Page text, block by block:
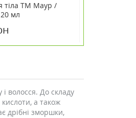
тіла TM Маур /
мл
волосся. До складу
кислоти, а також
дрібні зморшки,